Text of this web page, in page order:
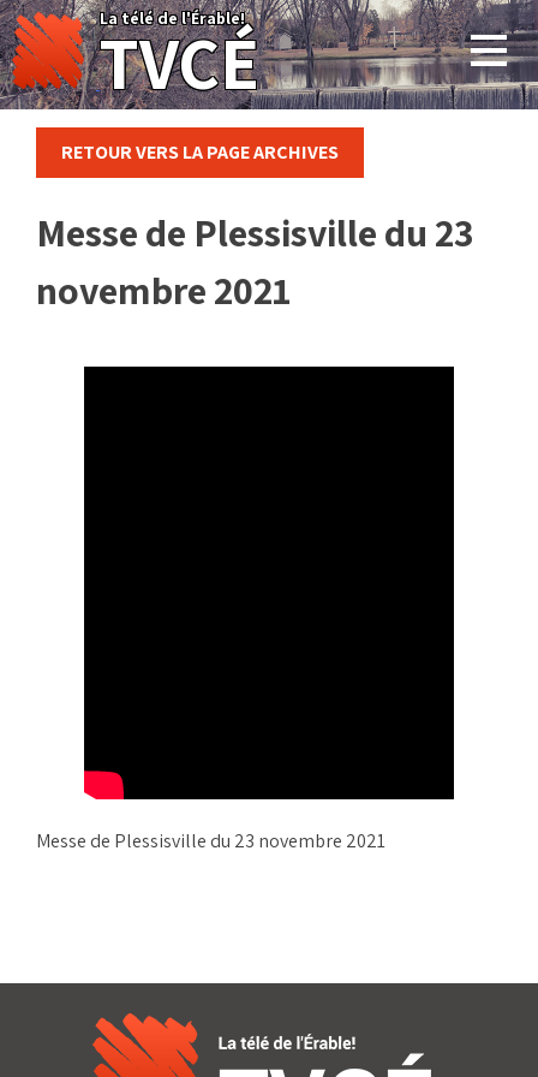
Skip
to
content
La télé de l'Érable!
TVCÉ
RETOUR VERS LA PAGE ARCHIVES
Messe de Plessisville du 23
novembre 2021
Messe de Plessisville du 23 novembre 2021